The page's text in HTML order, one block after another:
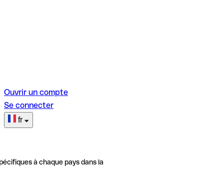
Ouvrir un compte
Se connecter
fr
à chaque pays dans la